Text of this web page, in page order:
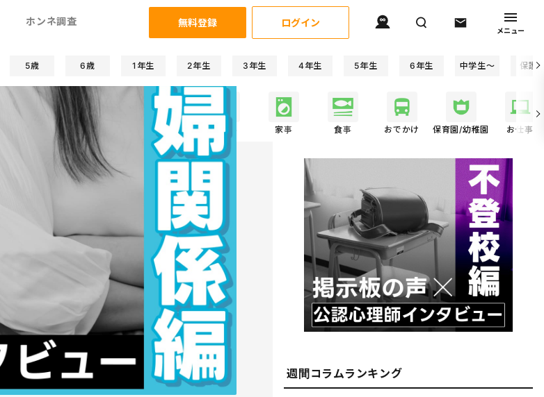
ホンネ調査 無料登録 ログイン
メニュー
5歳 6歳 1年生 2年生 3年生 4年生 5年生 6年生 中学生〜 保護
遊び/学び 人間関係 習い事 家事 食事 おでかけ 保育園/幼稚園 お仕事
週間コラムランキング